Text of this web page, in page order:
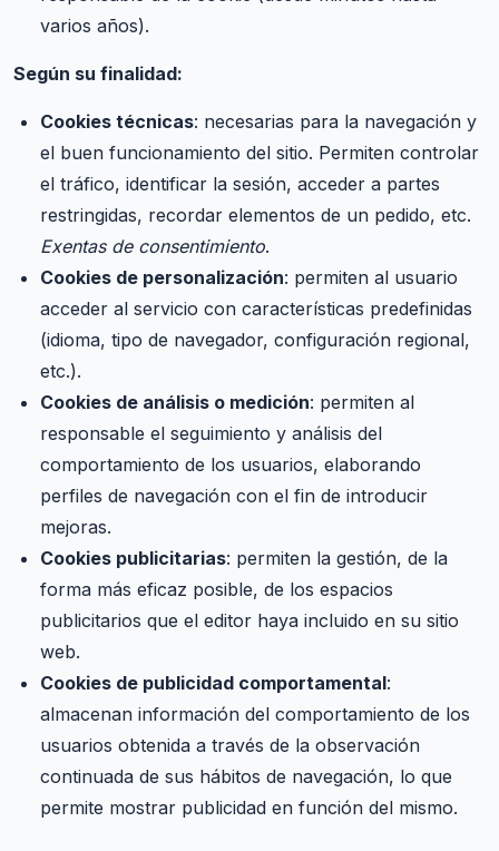
varios años).
Según su finalidad:
Cookies técnicas: necesarias para la navegación y
el buen funcionamiento del sitio. Permiten controlar
el tráfico, identificar la sesión, acceder a partes
restringidas, recordar elementos de un pedido, etc.
Exentas de consentimiento.
Cookies de personalización: permiten al usuario
acceder al servicio con características predefinidas
(idioma, tipo de navegador, configuración regional,
etc.).
Cookies de análisis o medición: permiten al
responsable el seguimiento y análisis del
comportamiento de los usuarios, elaborando
perfiles de navegación con el fin de introducir
mejoras.
Cookies publicitarias: permiten la gestión, de la
forma más eficaz posible, de los espacios
publicitarios que el editor haya incluido en su sitio
web.
Cookies de publicidad comportamental:
almacenan información del comportamiento de los
usuarios obtenida a través de la observación
continuada de sus hábitos de navegación, lo que
permite mostrar publicidad en función del mismo.